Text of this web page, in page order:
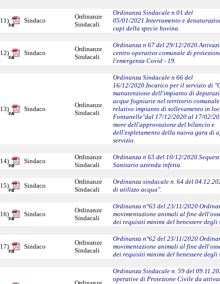
11) Sindaco
Ordinanze
Sindacali
Ordinanza Sindacale n 01 del
05/01/2021.Interramento e
capi della specie bovina.
12) Sindaco
Ordinanze
Sindacali
Ordinanza n 67 del 29/12/
centro operativo comunale di
l'emergenza Covid - 19.
13) Sindaco
Ordinanze
Sindacali
Ordinanza Sindacale n 66 del
16/12/2020.Incarico per il servizio di
manutenzione dell'impianto di
acque fogniarie nel territorio
relativo impianto di sollevamento in
Fontanelle"dal 17/12/2020 al 17/02/
more dell'approvazione del bilancio e
dell'espletamento della nuova gara di
servizio.
14) Sindaco
Ordinanze
Sindacali
Ordinanza n 65 del 10/12/
Sanitario azienda infetta.
15) Sindaco
Ordinanze
Sindacali
Ordinanza sindacale n. 64 del
di utilizzo acqua".
16) Sindaco
Ordinanze
Sindacali
Ordinanza n°63 del 23/11/
movimentazione animali al fine
dei requisiti minimi del benessere degli
17) Sindaco
Ordinanze
Sindacali
Ordinanza n°62 del 23/11/
movimentazione animali al fine
dei requisiti minimi del benessere degli
Ordinanza Sindacale n. 59 del
operative di Protezione Civile da